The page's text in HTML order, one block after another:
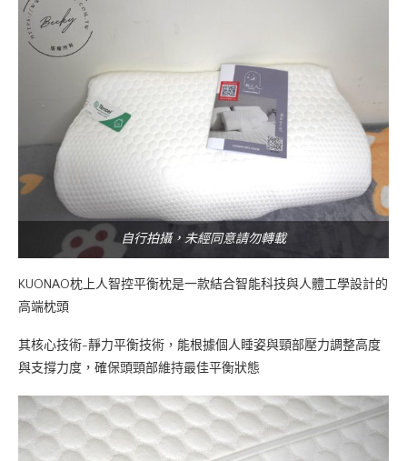
自行拍攝，未經同意請勿轉載
KUONAO枕上人智控平衡枕是一款結合智能科技與人體工學設計的
高端枕頭
其核心技術-靜力平衡技術，能根據個人睡姿與頸部壓力調整高度
與支撐力度，確保頭頸部維持最佳平衡狀態